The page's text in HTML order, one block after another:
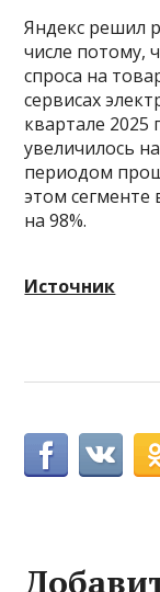
Яндекс решил
числе потому,
спроса на
сервисах
квартале 2025
увеличилось
периодом
этом
на 98%.
Источник